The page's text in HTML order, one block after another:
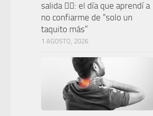
salida 🤦‍♀️: el día que aprendí a
no confiarme de “solo un
taquito más”
1 AGOSTO, 2026